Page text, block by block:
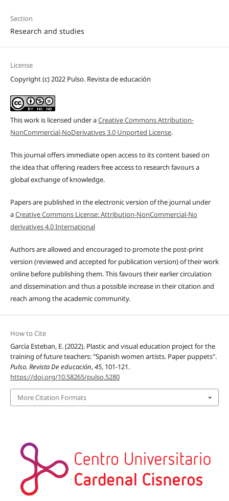
Section
Research and studies
License
Copyright (c) 2022 Pulso. Revista de educación
This work is licensed under aCreative Commons Attribution-
NonCommercial-NoDerivatives 3.0 Unported License.
This journal offers immediate open access to its content based on
the idea that offering readers free access to research favours a
global exchange of knowledge.
Papers are published in the electronic version of the journal under
aCreative Commons License: Attribution-NonCommercial-No
derivatives 4.0 International
Authors are allowed and encouraged to promote the post-print
version (reviewed and accepted for publication version) of their work
online before publishing them. This favours their earlier circulation
and dissemination and thus a possible increase in their citation and
reach among the academic community.
How to Cite
García Esteban, E. (2022). Plastic and visual education project for the
training of future teachers: "Spanish women artists. Paper puppets".
Pulso. Revista De educación,45, 101-121.
https://doi.org/10.58265/pulso.5280
More Citation Formats